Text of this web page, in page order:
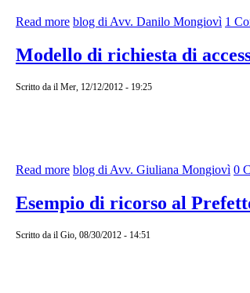
Read more about Un esempio di reclamo
blog di Avv. Danilo Mongiovì 1
Modello di richiesta di
Scritto da il Mer, 12/12/2012 - 19:25
Read more about Modello di richiesta di
blog di Avv. Giuliana Mongiovì 0
Esempio di ricorso al
Scritto da il Gio, 08/30/2012 - 14:51